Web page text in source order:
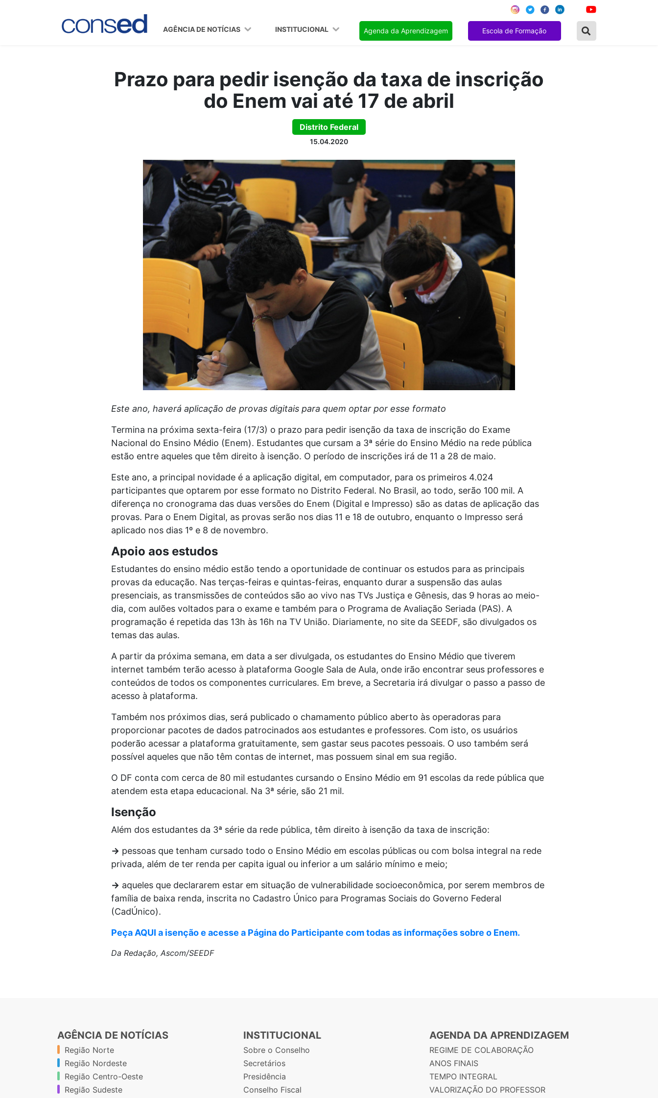
AGÊNCIA DE NOTÍCIAS INSTITUCIONAL Agenda da Aprendizagem Escola de Formação
Prazo para pedir isenção da taxa de inscrição
do Enem vai até 17 de abril
Distrito Federal
15.04.2020
Este ano, haverá aplicação de provas digitais para quem optar por esse formato
Termina na próxima sexta-feira (17/3) o prazo para pedir isenção da taxa de inscrição do Exame
Nacional do Ensino Médio (Enem). Estudantes que cursam a 3ª série do Ensino Médio na rede pública
estão entre aqueles que têm direito à isenção. O período de inscrições irá de 11 a 28 de maio.
Este ano, a principal novidade é a aplicação digital, em computador, para os primeiros 4.024
participantes que optarem por esse formato no Distrito Federal. No Brasil, ao todo, serão 100 mil. A
diferença no cronograma das duas versões do Enem (Digital e Impresso) são as datas de aplicação das
provas. Para o Enem Digital, as provas serão nos dias 11 e 18 de outubro, enquanto o Impresso será
aplicado nos dias 1º e 8 de novembro.
Apoio aos estudos
Estudantes do ensino médio estão tendo a oportunidade de continuar os estudos para as principais
provas da educação. Nas terças-feiras e quintas-feiras, enquanto durar a suspensão das aulas
presenciais, as transmissões de conteúdos são ao vivo nas TVs Justiça e Gênesis, das 9 horas ao meio-
dia, com aulões voltados para o exame e também para o Programa de Avaliação Seriada (PAS). A
programação é repetida das 13h às 16h na TV União. Diariamente, no site da SEEDF, são divulgados os
temas das aulas.
A partir da próxima semana, em data a ser divulgada, os estudantes do Ensino Médio que tiverem
internet também terão acesso à plataforma Google Sala de Aula, onde irão encontrar seus professores e
conteúdos de todos os componentes curriculares. Em breve, a Secretaria irá divulgar o passo a passo de
acesso à plataforma.
Também nos próximos dias, será publicado o chamamento público aberto às operadoras para
proporcionar pacotes de dados patrocinados aos estudantes e professores. Com isto, os usuários
poderão acessar a plataforma gratuitamente, sem gastar seus pacotes pessoais. O uso também será
possível aqueles que não têm contas de internet, mas possuem sinal em sua região.
O DF conta com cerca de 80 mil estudantes cursando o Ensino Médio em 91 escolas da rede pública que
atendem esta etapa educacional. Na 3ª série, são 21 mil.
Isenção
Além dos estudantes da 3ª série da rede pública, têm direito à isenção da taxa de inscrição:
→ pessoas que tenham cursado todo o Ensino Médio em escolas públicas ou com bolsa integral na rede
privada, além de ter renda per capita igual ou inferior a um salário mínimo e meio;
→ aqueles que declararem estar em situação de vulnerabilidade socioeconômica, por serem membros de
família de baixa renda, inscrita no Cadastro Único para Programas Sociais do Governo Federal
(CadÚnico).
Peça AQUI a isenção e acesse a Página do Participante com todas as informações sobre o Enem.
Da Redação, Ascom/SEEDF
AGÊNCIA DE NOTÍCIAS
Região Norte
Região Nordeste
Região Centro-Oeste
Região Sudeste
INSTITUCIONAL
Sobre o Conselho
Secretários
Presidência
Conselho Fiscal
AGENDA DA APRENDIZAGEM
REGIME DE COLABORAÇÃO
ANOS FINAIS
TEMPO INTEGRAL
VALORIZAÇÃO DO PROFESSOR